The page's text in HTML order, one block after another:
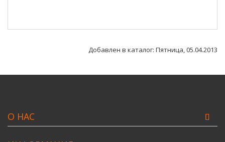
Добавлен в каталог: Пятница, 05.04.2013
О НАС